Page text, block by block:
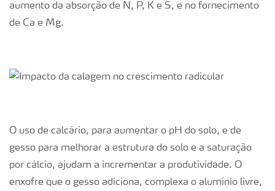
aumento da absorção de N, P, K e S, e no fornecimento
de Ca e Mg.
O uso de calcário, para aumentar o pH do solo, e de
gesso para melhorar a estrutura do solo e a saturação
por cálcio, ajudam a incrementar a produtividade. O
enxofre que o gesso adiciona, complexa o alumínio livre,